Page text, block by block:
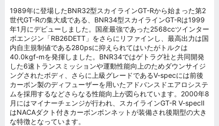
1989年に登場したBNR32型スカイラインGT-Rから始まった第2
世代GT-Rの集大成である、BNR34型スカイラインGT-Rは1999
年1月にデビューしました。国産最強であった2568ccツインター
ボエンジン「RB26DETT」をさらにリファインし、最高出力は国
内自主規制値である280psに抑えられてはいたがトルクは
40.0kgf-mを発揮しました。BNR34ではゲトラグ社と共同開発
した6速トランスミッションや運動性能向上のためダウンサイジ
ングされたボディ、さらに上級グレードであるV-specには前後
カーボン製のディフューザーを用いたアドバンスドエアロシステ
ムを採用するなどさらなる性能向上が図られています。2000年8
月にはマイナーチェンジが行われ、スカイラインGT-R V-specⅡ
はNACAダクト付きカーボンボンネットが装備され後期型の大き
な特徴となっています。